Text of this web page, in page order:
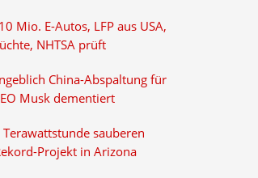
Mio. E-Autos, LFP aus USA,
NHTSA prüft
China-Abspaltung für
Musk dementiert
sauberen
Projekt in Arizona